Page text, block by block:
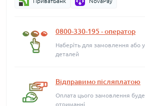
0800-330-195 - оператор
Наберіть для замовлення або
деталей
Відправимо післяплатою
Оплата цього замовлення
отриманні